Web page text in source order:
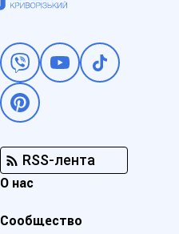
RSS-лента
О нас
Сообщество